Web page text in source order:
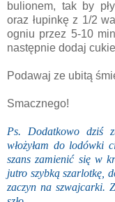
bulionem, tak by
oraz łupinkę z 1/2
ogniu przez 5-10
następnie dodaj
Podawaj ze ubitą
Smacznego!
Ps. Dodatkowo dziś
włożyłam do lodówki
szans zamienić się w
jutro szybką szarlotkę,
zaczyn na szwajcarki.